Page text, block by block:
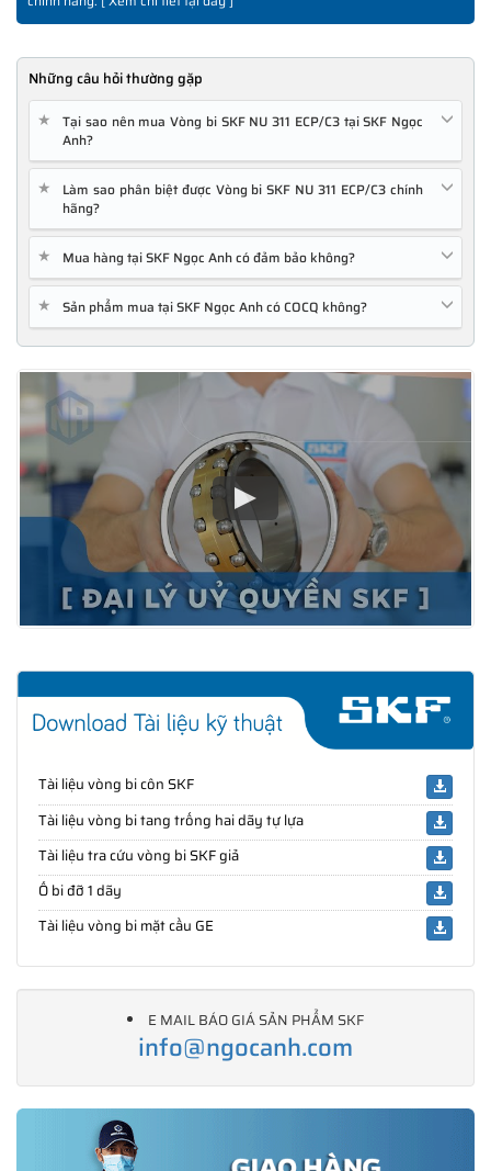
Những câu hỏi thường gặp
★
Tại sao nên mua Vòng bi SKF NU 311 ECP/C3 tại SKF Ngọc
Anh?
★
Làm sao phân biệt được Vòng bi SKF NU 311 ECP/C3 chính
hãng?
★ Mua hàng tại SKF Ngọc Anh có đảm bảo không?
★ Sản phẩm mua tại SKF Ngọc Anh có COCQ không?
Tài liệu vòng bi côn SKF
Tài liệu vòng bi tang trống hai dãy tự lựa
Tài liệu tra cứu vòng bi SKF giả
Ổ bi đỡ 1 dãy
Tài liệu vòng bi mặt cầu GE
E MAIL BÁO GIÁ SẢN PHẨM SKF
info@ngocanh.com